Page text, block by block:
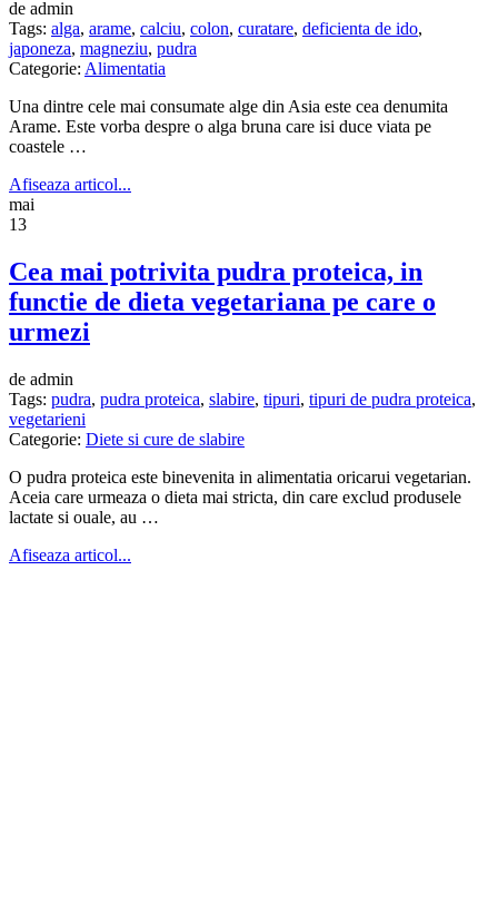
de admin
Tags: alga, arame, calciu, colon, curatare, deficienta de ido,
japoneza, magneziu, pudra
Categorie: Alimentatia
Una dintre cele mai consumate alge din Asia este cea denumita
Arame. Este vorba despre o alga bruna care isi duce viata pe
coastele …
Afiseaza articol...
mai
13
Cea mai potrivita pudra proteica, in
functie de dieta vegetariana pe care o
urmezi
de admin
Tags: pudra, pudra proteica, slabire, tipuri, tipuri de pudra proteica,
vegetarieni
Categorie: Diete si cure de slabire
O pudra proteica este binevenita in alimentatia oricarui vegetarian.
Aceia care urmeaza o dieta mai stricta, din care exclud produsele
lactate si ouale, au …
Afiseaza articol...